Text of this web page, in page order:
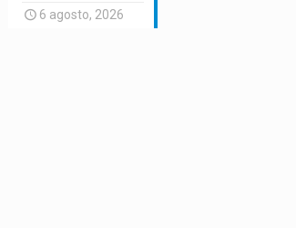
6 agosto, 2026